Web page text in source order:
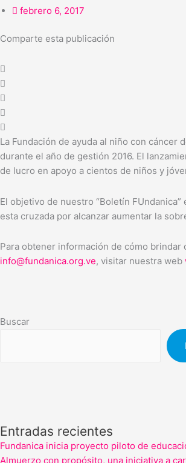
febrero 6, 2017
Comparte esta publicación
La Fundación de ayuda al niño con
durante el año de gestión 2016. El
de lucro en apoyo a cientos de niños y
El objetivo de nuestro “Boletín
esta cruzada por alcanzar aumentar la
Para obtener información de cómo
info@fundanica.org.ve, visitar nuestra web
Buscar
Entradas recientes
Fundanica inicia proyecto piloto de
Almuerzo con propósito, una iniciativa a